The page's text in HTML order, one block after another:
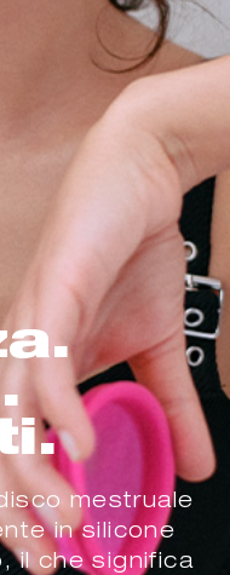
mestruale
in silicone
il che significa